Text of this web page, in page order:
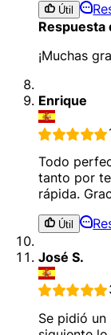
Útil
Respuesta
¡Muchas
Enrique
Todo
tanto por
rápida.
Útil
José S.
Se pidió